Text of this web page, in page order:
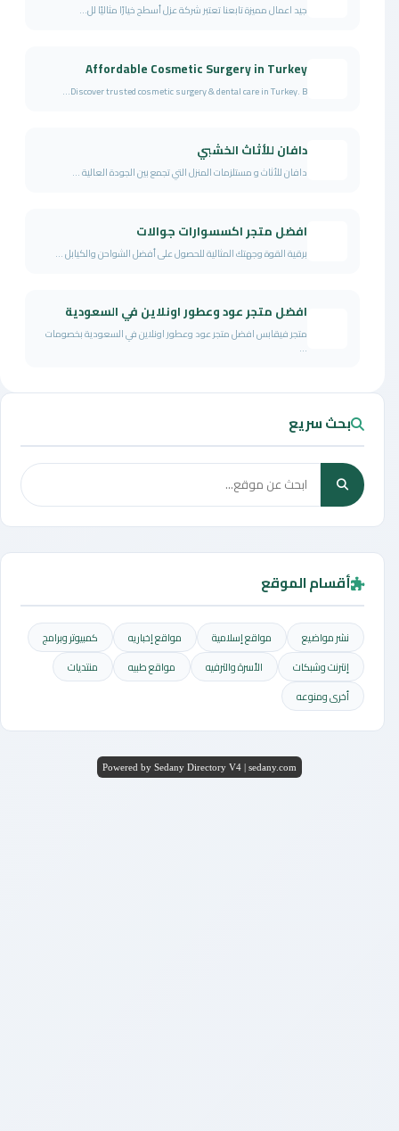
جيد اعمال مميزة تابعنا تعتبر شركة عزل أسطح خيارًا مثاليًا لل...
Affordable Cosmetic Surgery in Turkey
Discover trusted cosmetic surgery & dental care in Turkey. B...
دافان للأثاث الخشبي
دافان للأثاث و مستلزمات المنزل التي تجمع بين الجودة العالية ...
افضل متجر اكسسوارات جوالات
برقية القوة وجهتك المثالية للحصول على أفضل الشواحن والكيابل ...
افضل متجر عود وعطور اونلاين في السعودية
متجر فيقابس افضل متجر عود وعطور اونلاين في السعودية بخصومات
...
بحث سريع
أقسام الموقع
نشر مواضيع مواقع إسلامية مواقع إخباريه
كمبيوتر وبرامج
إنترنت وشبكات
الأسرة والترفيه مواقع طبيه
منتديات
أخرى ومنوعه
Powered by Sedany Directory V4 | sedany.com